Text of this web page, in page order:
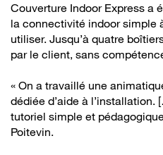
Couverture Indoor Express a
la connectivité indoor simple
utiliser. Jusqu’à quatre
par le client, sans
« On a travaillé une
dédiée d’aide à l’installation.
tutoriel simple et
Poitevin.